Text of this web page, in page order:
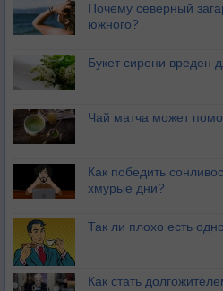
Почему северный
южного?
Букет сирени вреден
Чай матча может
Как победить
хмурые дни?
Так ли плохо есть
Как стать